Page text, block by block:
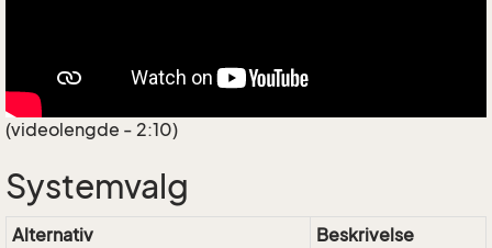
(videolengde - 2:10)
Systemvalg
Alternativ
Beskrivelse